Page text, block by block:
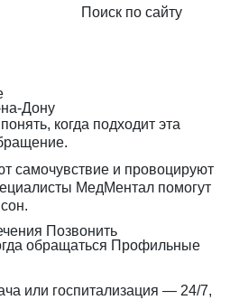
Поиск по сайту
Дону
когда подходит эта
самочувствие и провоцируют
МедМентал помогут
Позвонить
обращаться Профильные
или госпитализация — 24/7,